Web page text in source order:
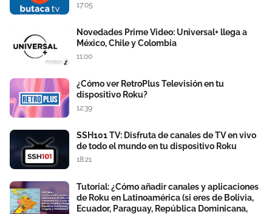
17:05
Novedades Prime Video: Universal+ llega a
México, Chile y Colombia
11:00
¿Cómo ver RetroPlus Televisión en tu
dispositivo Roku?
12:39
SSH101 TV: Disfruta de canales de TV en vivo
de todo el mundo en tu dispositivo Roku
18:21
Tutorial: ¿Cómo añadir canales y aplicaciones
de Roku en Latinoamérica (si eres de Bolivia,
Ecuador, Paraguay, República Dominicana,